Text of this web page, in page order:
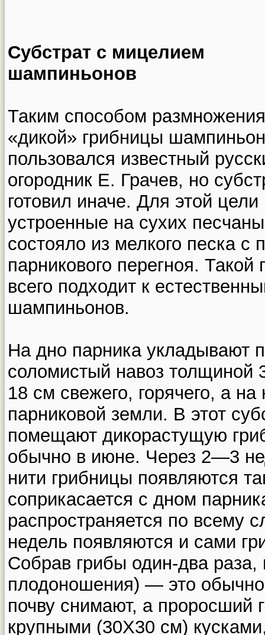
Субстрат с мицелием
шампиньонов
Таким способом размножения
«дикой» грибницы
пользовался известный
огородник Е. Грачев, но
готовил иначе. Для этой
устроенные на сухих
состояло из мелкого песка
парникового перегноя.
всего подходит к
шампиньонов.
На дно парника укладывают
соломистый навоз толщиной
18 см свежего, горячего, а
парниковой земли. В этот
помещают дикорастущую
обычно в июне. Через 2—3
нити грибницы появляются
соприкасается с дном
распространяется по всему
недель появляются и сами
Собрав грибы один-два
плодоношения) — это
почву снимают, а проросший
крупными (30X30 см)